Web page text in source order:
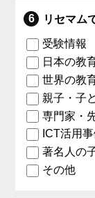
リセマム
受験情報
日本の教
世界の教
親子・子
専門家・
ICT活用事
著名人の
その他